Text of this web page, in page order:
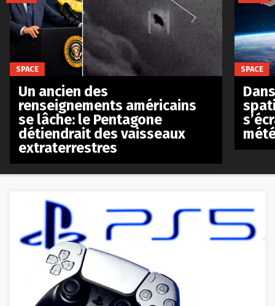
SPACE
Un ancien des
renseignements américains
se lâche: le Pentagone
détiendrait des vaisseaux
extraterrestres
SPACE